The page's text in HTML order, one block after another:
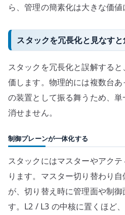
ら、管理の簡素化は大きな価値
スタックを冗長化と見なす
スタックを冗長化と誤解する
価します。物理的には複数台
の装置として振る舞うため、
消せません。
制御プレーンが一体化する
スタックにはマスターやアク
ります。マスター切り替わり
が、切り替え時に管理面や制
す。L2 / L3 の中核に置くほど